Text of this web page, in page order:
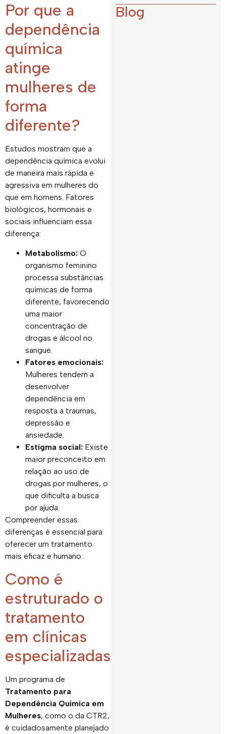
Por que a
dependência
química
atinge
mulheres de
forma
diferente?
Estudos mostram que a
dependência química evolui
de maneira mais rápida e
agressiva em mulheres do
que em homens. Fatores
biológicos, hormonais e
sociais influenciam essa
diferença:
Metabolismo: O
organismo feminino
processa substâncias
químicas de forma
diferente, favorecendo
uma maior
concentração de
drogas e álcool no
sangue.
Fatores emocionais:
Mulheres tendem a
desenvolver
dependência em
resposta a traumas,
depressão e
ansiedade.
Estigma social: Existe
maior preconceito em
relação ao uso de
drogas por mulheres, o
que dificulta a busca
por ajuda.
Compreender essas
diferenças é essencial para
oferecer um tratamento
mais eficaz e humano.
Como é
estruturado o
tratamento
em clínicas
especializadas
Um programa de
Tratamento para
Dependência Química em
Mulheres, como o da CTR2,
é cuidadosamente planejado
Blog